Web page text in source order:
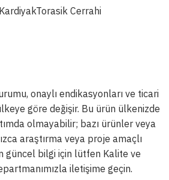
Torasik Cerrahi
onaylı endikasyonları ve ticari
göre değişir. Bu ürün ülkenizde
olmayabilir; bazı ürünler veya
araştırma veya proje amaçlı
güncel bilgi için lütfen Kalite ve
iletişime geçin.